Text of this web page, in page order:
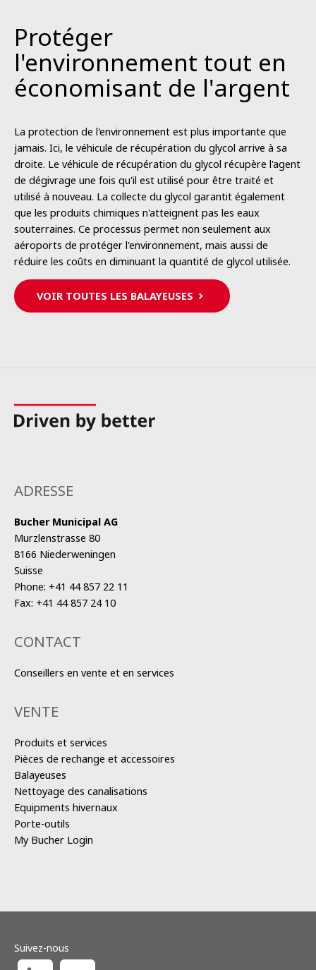
Protéger
l'environnement tout en
économisant de l'argent
La protection de l'environnement est plus importante que
jamais. Ici, le véhicule de récupération du glycol arrive à sa
droite. Le véhicule de récupération du glycol récupère l'agent
de dégivrage une fois qu'il est utilisé pour être traité et
utilisé à nouveau. La collecte du glycol garantit également
que les produits chimiques n'atteignent pas les eaux
souterraines. Ce processus permet non seulement aux
aéroports de protéger l'environnement, mais aussi de
réduire les coûts en diminuant la quantité de glycol utilisée.
VOIR TOUTES LES BALAYEUSES
ADRESSE
Bucher Municipal AG
Murzlenstrasse 80
8166 Niederweningen
Suisse
Phone: +41 44 857 22 11
Fax: +41 44 857 24 10
CONTACT
Conseillers en vente et en services
VENTE
Produits et services
Pièces de rechange et accessoires
Balayeuses
Nettoyage des canalisations
Equipments hivernaux
Porte-outils
My Bucher Login
Suivez-nous